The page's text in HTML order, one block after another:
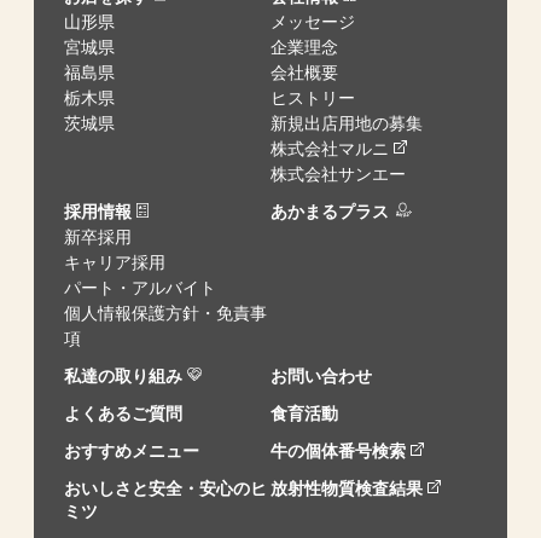
山形県
宮城県
福島県
栃木県
茨城県
メッセージ
企業理念
会社概要
ヒストリー
新規出店用地の募集
株式会社マルニ
株式会社サンエー
採用情報
新卒採用
キャリア採用
パート・アルバイト
個人情報保護方針・免責事
項
あかまるプラス
私達の取り組み
お問い合わせ
よくあるご質問
食育活動
おすすめメニュー
牛の個体番号検索
おいしさと安全・安心のヒ
ミツ
放射性物質検査結果